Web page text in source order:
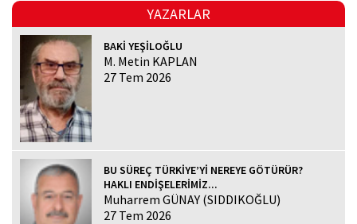
YAZARLAR
BAKİ YEŞİLOĞLU
M. Metin KAPLAN
27 Tem 2026
BU SÜREÇ TÜRKİYE’Yİ NEREYE GÖTÜRÜR?
HAKLI ENDİŞELERİMİZ...
Muharrem GÜNAY (SIDDIKOĞLU)
27 Tem 2026